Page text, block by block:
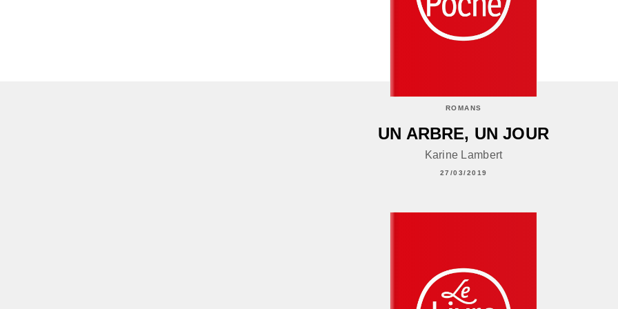
ROMANS
UN ARBRE, UN JOUR
Karine Lambert
27/03/2019